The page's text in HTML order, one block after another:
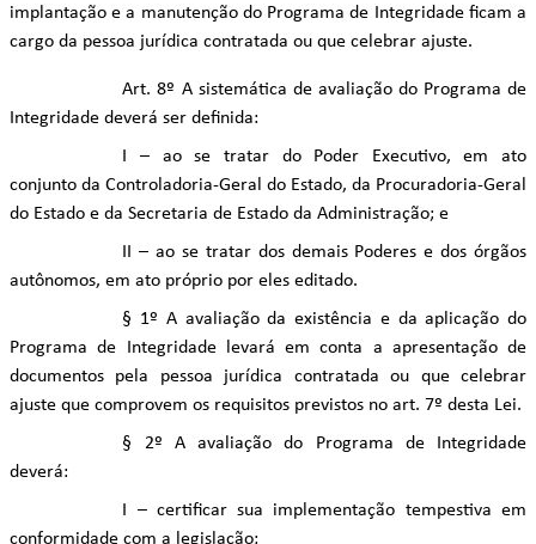
implantação e a manutenção do Programa de Integridade ficam a
cargo da pessoa jurídica contratada ou que celebrar ajuste.
Art. 8º A sistemática de avaliação do Programa de
Integridade deverá ser definida:
I – ao se tratar do Poder Executivo, em ato
conjunto da Controladoria-Geral do Estado, da Procuradoria-Geral
do Estado e da Secretaria de Estado da Administração; e
II – ao se tratar dos demais Poderes e dos órgãos
autônomos, em ato próprio por eles editado.
§ 1º A avaliação da existência e da aplicação do
Programa de Integridade levará em conta a apresentação de
documentos pela pessoa jurídica contratada ou que celebrar
ajuste que comprovem os requisitos previstos no art. 7º desta Lei.
§ 2º A avaliação do Programa de Integridade
deverá:
I – certificar sua implementação tempestiva em
conformidade com a legislação;